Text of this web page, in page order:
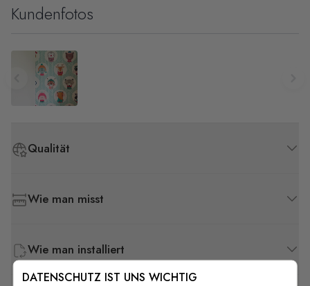
Qualität
Wie man misst
Wie man installiert
Kundenfotos
DATENSCHUTZ IST UNS WICHTIG